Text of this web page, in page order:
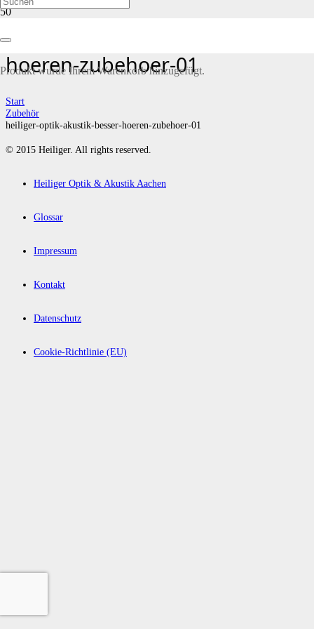
Produktwurde Ihrem Warenkorb hinzugefügt.
heiliger-optik-akustik-besser-
hoeren-zubehoer-01
Start
Zubehör
heiliger-optik-akustik-besser-hoeren-zubehoer-01
© 2015 Heiliger. All rights reserved.
Heiliger Optik & Akustik Aachen
Glossar
Impressum
Kontakt
Datenschutz
Cookie-Richtlinie (EU)